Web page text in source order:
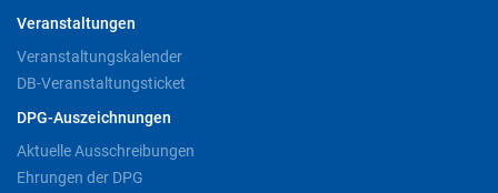
Veranstaltungen
Veranstaltungskalender
DB-Veranstaltungsticket
DPG-Auszeichnungen
Aktuelle Ausschreibungen
Ehrungen der DPG